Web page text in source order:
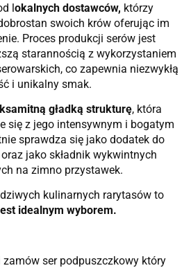
lokalnych dostawców, którzy
swoich krów oferując im
Proces produkcji serów jest
starannością z wykorzystaniem
co zapewnia niezwykłą
i unikalny smak.
gładką strukturę, która
się z jego intensywnym i bogatym
sprawdza się jako dodatek do
oraz jako składnik wykwintnych
na zimno przystawek.
kulinarnych rarytasów to
idealnym wyborem.
zamów ser podpuszczkowy który